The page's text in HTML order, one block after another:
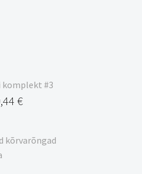
komplekt #3
€
kõrvarõngad